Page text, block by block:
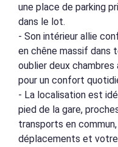
une place de parking
dans le lot.
- Son intérieur allie
en chêne massif dans
oublier deux
pour un confort
- La localisation est
pied de la gare,
transports en
déplacements et